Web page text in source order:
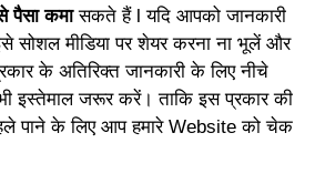
पैसा कमासकते हैं l यदि आपको जानकारी
सोशल मीडिया पर शेयर करना ना भूलें और
के अतिरिक्त जानकारी के लिए नीचे
इस्तेमाल जरूर करें। ताकि इस प्रकार की
पाने के लिए आप हमारे Website को चेक